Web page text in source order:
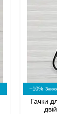
–10%
Гачки